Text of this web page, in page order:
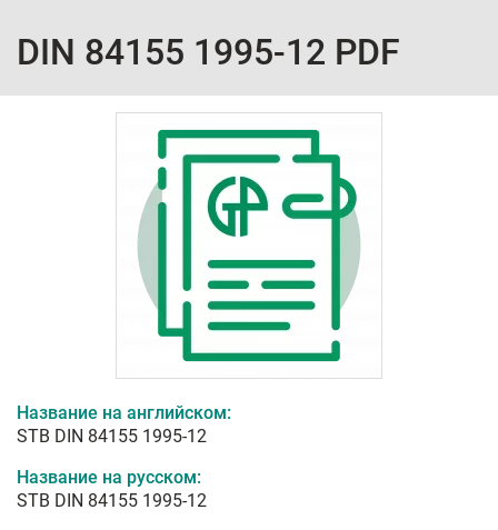
DIN 84155 1995-12 PDF
Название на английском:
STB DIN 84155 1995-12
Название на русском:
STB DIN 84155 1995-12